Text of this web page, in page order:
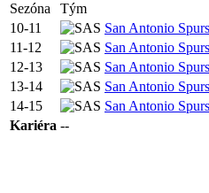
Sezóna Tým
10-11
San Antonio Spurs
11-12
San Antonio Spurs
12-13
San Antonio Spurs
13-14
San Antonio Spurs
14-15
San Antonio Spurs
Kariéra --